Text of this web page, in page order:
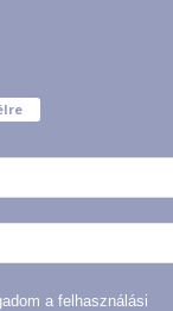
a felhasználási